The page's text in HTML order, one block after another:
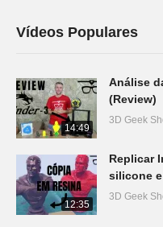
Vídeos Populares
14:49
Análise
(Review)
3D Geek
12:35
Replicar
silicone
3D Geek